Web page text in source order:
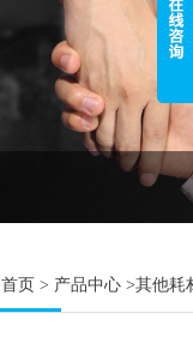
首页 > 产品中心 >其他耗